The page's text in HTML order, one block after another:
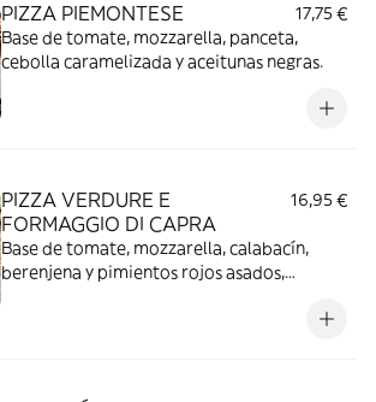
PIZZA PIEMONTESE
17,75 €
Base de tomate, mozzarella, panceta,
cebolla caramelizada y aceitunas negras.
PIZZA VERDURE E
FORMAGGIO DI CAPRA
16,95 €
Base de tomate, mozzarella, calabacín,
berenjena y pimientos rojos asados,